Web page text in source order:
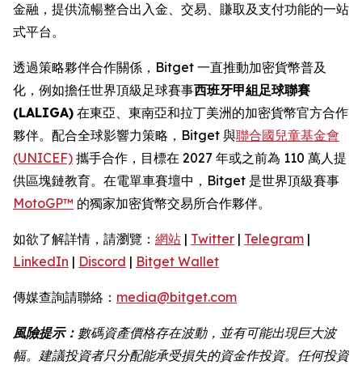
金融，提供流暢整合出入金、交易、賺取及支付功能的一站
式平台。
透過策略夥伴合作關係，Bitget 一直推動加密貨幣普及
化，例如擔任世界頂級足球賽事西班牙甲組足球聯賽
(LALIGA) 在東亞、東南亞和拉丁美洲的加密貨幣官方合作
夥伴。配合全球影響力策略，Bitget 與聯合國兒童基金會
(UNICEF) 攜手合作，目標在 2027 年或之前為 110 萬人提
供區塊鏈教育。在電單車賽壇中，Bitget 是世界頂級賽事
MotoGP™ 的獨家加密貨幣交易所合作夥伴。
如欲了解詳情，請瀏覽： 網站 | Twitter | Telegram |
LinkedIn | Discord | Bitget Wallet
傳媒查詢請聯絡： media@bitget.com
風險提示： 數碼資產價格存在波動，並有可能出現巨大波
幅。建議投資者只分配能承受損失的資金作投資。任何投資